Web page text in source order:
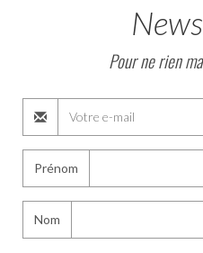
Pour ne rien
Prénom
Nom